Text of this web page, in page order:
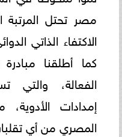
مصر تحتل المرتبة
الاكتفاء الذاتي
كما أطلقنا
الفعالة، والتي
إمدادات
المصري من أي